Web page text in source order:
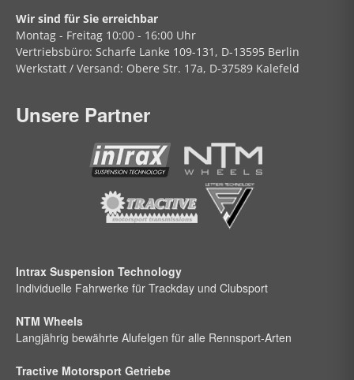
Wir sind für Sie erreichbar
Montag - Freitag 10:00 - 16:00 Uhr
Vertriebsbüro: Scharfe Lanke 109-131, D-13595 Berlin
Werkstatt / Versand: Obere Str. 17a, D-37589 Kalefeld
Unsere Partner
Intrax Suspension Technology
Individuelle Fahrwerke für Trackday und Clubsport
NTM Wheels
Langjährig bewährte Alufelgen für alle Rennsport-Arten
Tractive Motorsport Getriebe